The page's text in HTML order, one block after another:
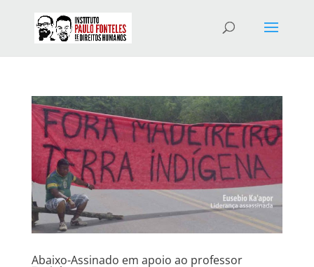
Abaixo-Assinado em apoio ao professor